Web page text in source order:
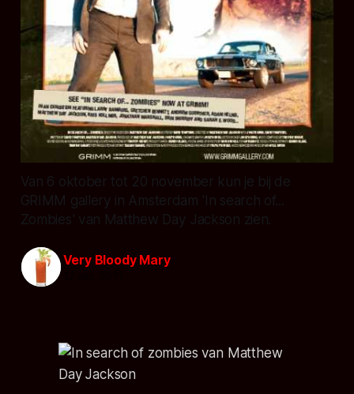
Van 6 oktober tot 20 november kun je bij de
GRIMM gallery in Amsterdam 'In search of...
Zombies' van Matthew Day Jackson zien.
Very Bloody Mary